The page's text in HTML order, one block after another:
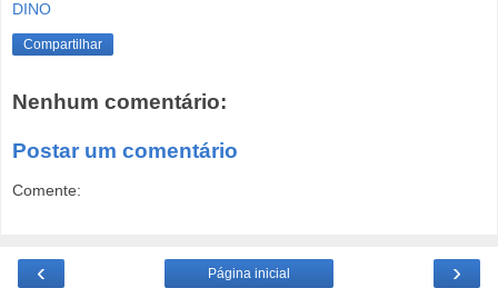
DINO
Compartilhar
Nenhum comentário:
Postar um comentário
Comente:
‹ ›
Página inicial